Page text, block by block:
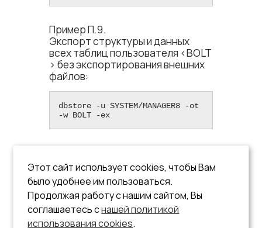
Пример П.9.
Экспорт структуры и данных
всех таблиц пользователя <​BOLT​
> без экспортирования внешних
файлов:
dbstore -u SYSTEM/MANAGER8 -ot
-w BOLT -ex
Внешние файлы, если они
есть в таблице, не
экспортируются.
Этот сайт использует cookies, чтобы Вам
было удобнее им пользоваться.
Продолжая работу с нашим сайтом, Вы
соглашаетесь снашей политикой
использования cookies.